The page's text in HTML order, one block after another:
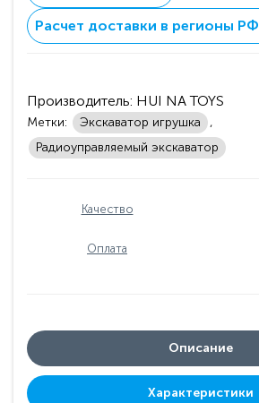
Расчет доставки в регионы РФ
Производитель: HUI NA TOYS
Метки: Экскаватор игрушка
,
Радиоуправляемый экскаватор
Качество
Оплата
Описание
Характеристики